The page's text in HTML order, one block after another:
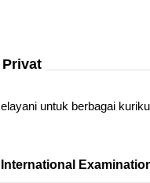
untuk berbagai